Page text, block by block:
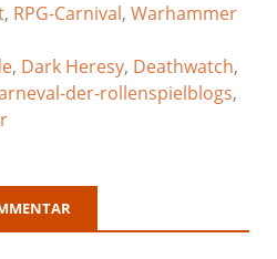
, RPG-Carnival, Warhammer
, Dark Heresy, Deathwatch,
der-rollenspielblogs,